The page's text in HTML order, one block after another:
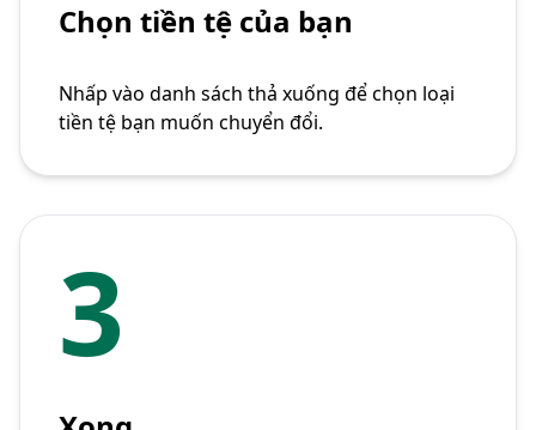
Chọn tiền tệ của bạn
Nhấp vào danh sách thả xuống để chọn loại
tiền tệ bạn muốn chuyển đổi.
3